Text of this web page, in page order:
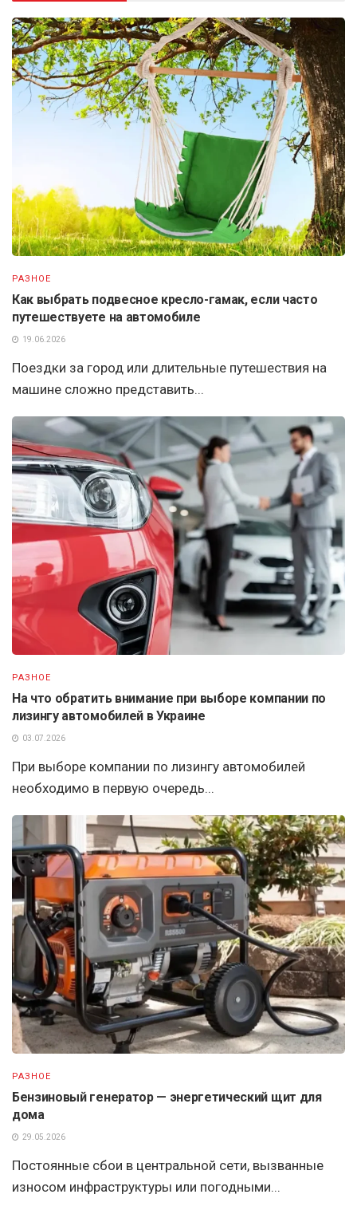
РАЗНОЕ
Как выбрать подвесное кресло-гамак, если часто
путешествуете на автомобиле
19.06.2026
Поездки за город или длительные путешествия на
машине сложно представить...
РАЗНОЕ
На что обратить внимание при выборе компании по
лизингу автомобилей в Украине
03.07.2026
При выборе компании по лизингу автомобилей
необходимо в первую очередь...
РАЗНОЕ
Бензиновый генератор — энергетический щит для
дома
29.05.2026
Постоянные сбои в центральной сети, вызванные
износом инфраструктуры или погодными...